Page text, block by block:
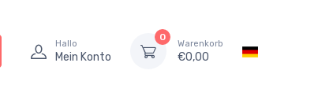
Hallo
Mein Konto
0
Warenkorb
€0,00